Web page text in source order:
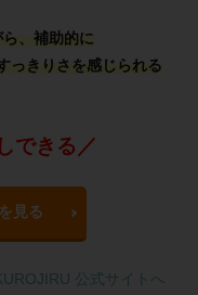
、補助的に
っきりさを感じられる
できる／
見る
公式サイトへ